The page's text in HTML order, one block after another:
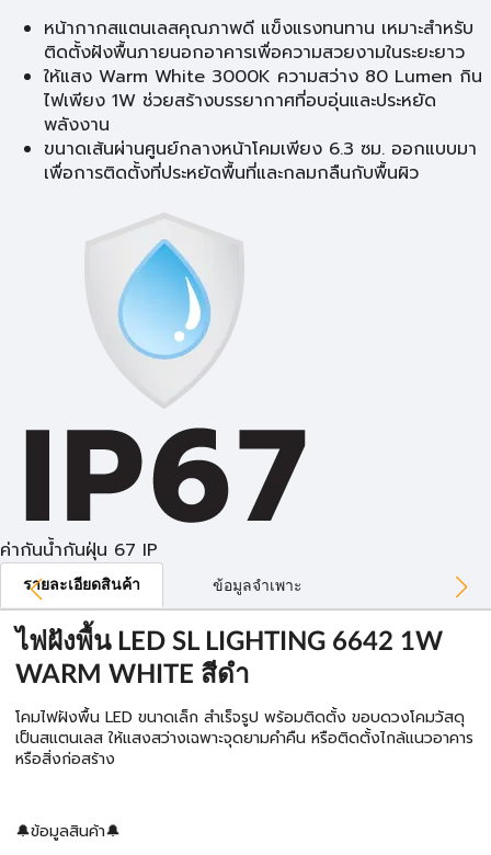
หน้ากากสแตนเลสคุณภาพดี แข็งแรงทนทาน เหมาะสำหรับ
ติดตั้งฝังพื้นภายนอกอาคารเพื่อความสวยงามในระยะยาว
ให้แสง Warm White 3000K ความสว่าง 80 Lumen กิน
ไฟเพียง 1W ช่วยสร้างบรรยากาศที่อบอุ่นและประหยัด
พลังงาน
ขนาดเส้นผ่านศูนย์กลางหน้าโคมเพียง 6.3 ซม. ออกแบบมา
เพื่อการติดตั้งที่ประหยัดพื้นที่และกลมกลืนกับพื้นผิว
ค่ากันน้ำกันฝุ่น 67 IP
รายละเอียดสินค้า ข้อมูลจำเพาะ
ไฟฝังพื้น LED SL LIGHTING 6642 1W
WARM WHITE สีดำ
โคมไฟฝังพื้น LED ขนาดเล็ก สำเร็จรูป พร้อมติดตั้ง ขอบดวงโคมวัสดุ
เป็นสแตนเลส ให้แสงสว่างเฉพาะจุดยามคำคืน หรือติดตั้งไกล้แนวอาคาร
หรือสิ่งก่อสร้าง
🔔ข้อมูลสินค้า🔔